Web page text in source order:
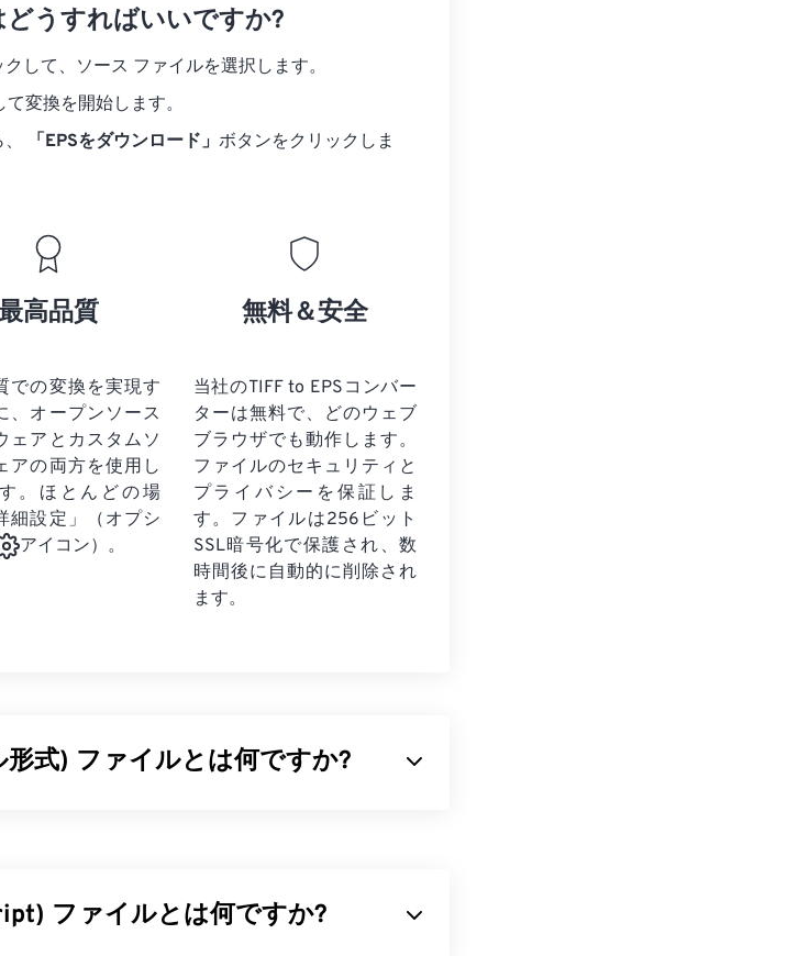
どうすればいいですか?
して、ソース ファイルを選択します。
変換を開始します。
「EPSをダウンロード」 ボタンをクリックしま
高品質
での変換を実現す
、オープンソース
ェアとカスタムソ
アの両方を使用し
。ほとんどの場
細設定」（オプシ
アイコン）。
無料＆安全
当社のTIFF to EPSコンバー
ターは無料で、どのウェブ
ブラウザでも動作します。
ファイルのセキュリティと
プライバシーを保証しま
す。ファイルは256ビット
SSL暗号化で保護され、数
時間後に自動的に削除され
ます。
式) ファイルとは何ですか?
として保存 できる柔軟性を備えています。
ファイルとは何ですか?